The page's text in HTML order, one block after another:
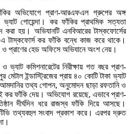
অভিযোগে প্রাণ-আরএফএল গ্রুপের অঙ্গ
ভ্যাট গোয়েন্দা। কর ফাঁকির প্রাথমিক সত্যতা
হয়। অভিযানটি এনবিআরের টাস্কফোর্সের
টাস্কফোর্স কর ফাঁকি বন্ধে কাজ করে থাকে।
ও প্রাণের হেড অফিসে অভিযানে অংশ নেয়।
ভ্যাট কমিশনারেটের নিরীক্ষায় গত বছর প্রাণ-
ইন্ডাস্ট্রিজের প্রায় ৪০ কোটি টাকা ভ্যাট
তথ্য গোপন, অনুমোদন ছাড়া রফতানি ও
কর ফাঁকি দেয়। অভিযোগ রয়েছে, এভাবে প্রাণ-
দীর্ঘদিন ধরে রাজস্ব ফাঁকি দিয়ে আসছে।
তথ্যবহুল সংবাদ প্রকাশ করে। এরপর দ্রুত